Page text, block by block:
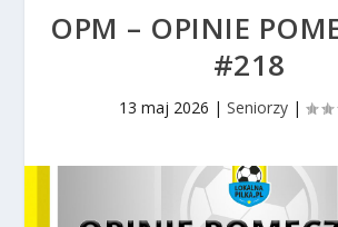
OPM – OPINIE
#218
13 maj 2026 | Seniorzy |